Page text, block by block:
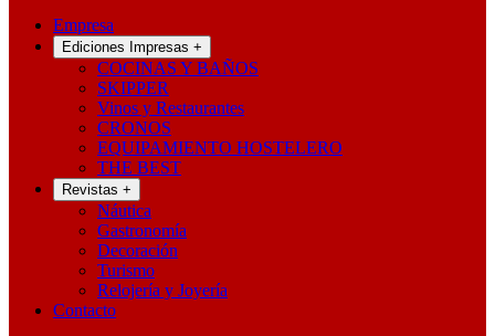
Empresa
Ediciones Impresas +
COCINAS Y BAÑOS
SKIPPER
Vinos y Restaurantes
CRONOS
EQUIPAMIENTO HOSTELERO
THE BEST
Revistas +
Náutica
Gastronomía
Decoración
Turismo
Relojería y Joyería
Contacto